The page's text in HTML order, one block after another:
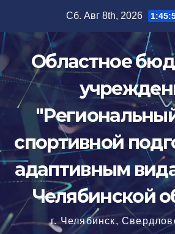
содержимому
Сб. Авг 8th, 2026
Областное
спортивной
адаптивным
Челябинской
г. Челябинск,